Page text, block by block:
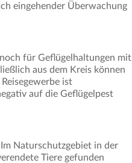
eingehender Überwachung
für Geflügelhaltungen mit
aus dem Kreis können
ist
auf die Geflügelpest
Naturschutzgebiet in der
Tiere gefunden